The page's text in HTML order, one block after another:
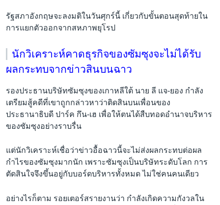
รัฐสภาอังกฤษจะลงมติในวันศุกร์นี้ เกี่ยวกับขั้นตอนสุดท้ายใน
การแยกตัวออกจากสหภาพยุโรป
นักวิเคราะห์คาดธุรกิจของซัมซุงจะไม่ได้รับ
ผลกระทบจากข่าวสินบนฉาว
รองประธานบริษัทซัมซุงของเกาหลีใต้ นาย ลี แจ-ยอง กำลัง
เตรียมสู้คดีที่เขาถูกกล่าวหาว่าติดสินบนเพื่อนของ
ประธานาธิบดี ปาร์ค กึน-เฮ เพื่อให้ตนได้สืบทอดอำนาจบริหาร
ของซัมซุงอย่างราบรื่น
แต่นักวิเคราะห์เชื่อว่าข่าวอื้อฉาวนี้จะไม่ส่งผลกระทบต่อผล
กำไรของซัมซุงมากนัก เพราะซัมซุงเป็นบริษัทระดับโลก การ
ตัดสินใจจึงขึ้นอยู่กับบอร์ดบริหารทั้งหมด ไม่ใช่คนคนเดียว
อย่างไรก็ตาม รอยเตอร์สรายงานว่า กำลังเกิดความกังวลใน